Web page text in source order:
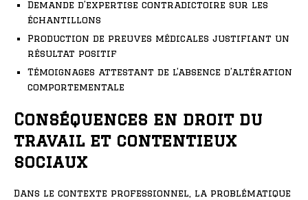
Demande d’expertise contradictoire sur les
échantillons
Production de preuves médicales justifiant un
résultat positif
Témoignages attestant de l’absence d’altération
comportementale
Conséquences en droit du
travail et contentieux
sociaux
Dans le contexte professionnel, la problématique